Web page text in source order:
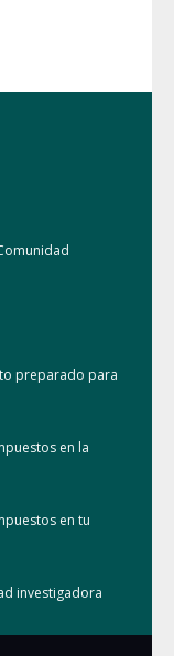
preparado para
en la
en tu
investigadora